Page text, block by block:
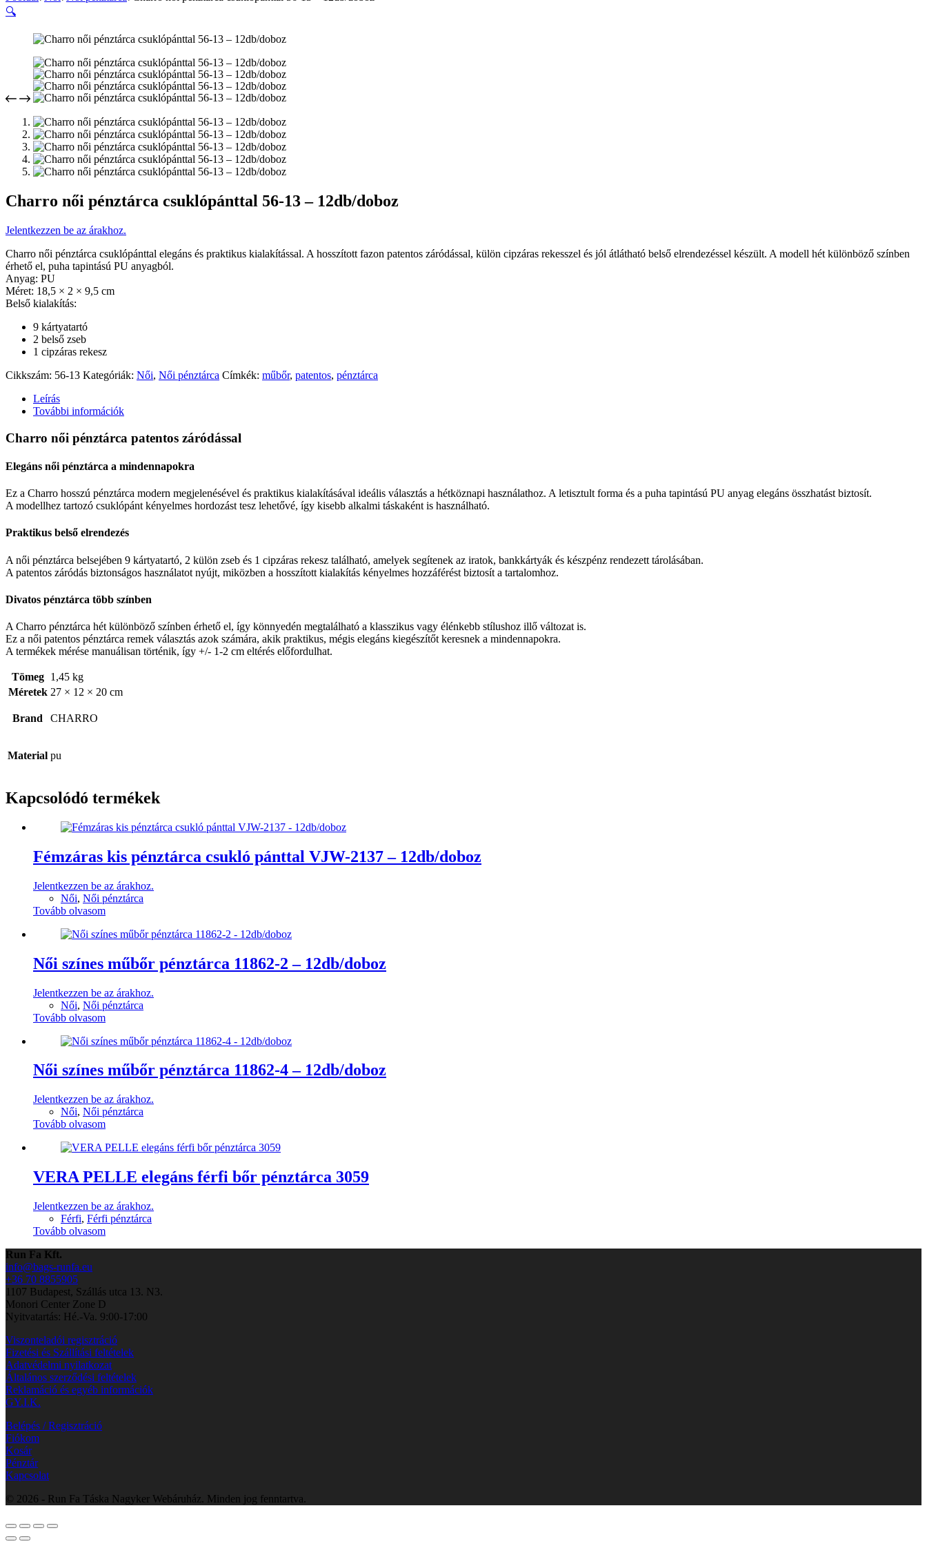
🔍
Charro női pénztárca csuklópánttal 56-13 – 12db/doboz
Jelentkezzen be az árakhoz.
Charro női pénztárca csuklópánttal elegáns és praktikus kialakítással. A hosszított fazon patentos záródással, külön cipzáras rekesszel és jól átlátható belső elrendezéssel készült. A modell hét különböző színben
érhető el, puha tapintású PU anyagból.
Anyag: PU
Méret: 18,5 × 2 × 9,5 cm
Belső kialakítás:
9 kártyatartó
2 belső zseb
1 cipzáras rekesz
Cikkszám: 56-13 Kategóriák: Női, Női pénztárca Címkék: műbőr, patentos, pénztárca
Leírás
További információk
Charro női pénztárca patentos záródással
Elegáns női pénztárca a mindennapokra
Ez a Charro hosszú pénztárca modern megjelenésével és praktikus kialakításával ideális választás a hétköznapi használathoz. A letisztult forma és a puha tapintású PU anyag elegáns összhatást biztosít.
A modellhez tartozó csuklópánt kényelmes hordozást tesz lehetővé, így kisebb alkalmi táskaként is használható.
Praktikus belső elrendezés
A női pénztárca belsejében 9 kártyatartó, 2 külön zseb és 1 cipzáras rekesz található, amelyek segítenek az iratok, bankkártyák és készpénz rendezett tárolásában.
A patentos záródás biztonságos használatot nyújt, miközben a hosszított kialakítás kényelmes hozzáférést biztosít a tartalomhoz.
Divatos pénztárca több színben
A Charro pénztárca hét különböző színben érhető el, így könnyedén megtalálható a klasszikus vagy élénkebb stílushoz illő változat is.
Ez a női patentos pénztárca remek választás azok számára, akik praktikus, mégis elegáns kiegészítőt keresnek a mindennapokra.
A termékek mérése manuálisan történik, így +/- 1-2 cm eltérés előfordulhat.
Tömeg
1,45 kg
Méretek 27 × 12 × 20 cm
Brand CHARRO
Material pu
Kapcsolódó termékek
Fémzáras kis pénztárca csukló pánttal VJW-2137 – 12db/doboz
Jelentkezzen be az árakhoz.
Női, Női pénztárca
Tovább olvasom
Női színes műbőr pénztárca 11862-2 – 12db/doboz
Jelentkezzen be az árakhoz.
Női, Női pénztárca
Tovább olvasom
Női színes műbőr pénztárca 11862-4 – 12db/doboz
Jelentkezzen be az árakhoz.
Női, Női pénztárca
Tovább olvasom
VERA PELLE elegáns férfi bőr pénztárca 3059
Jelentkezzen be az árakhoz.
Férfi, Férfi pénztárca
Tovább olvasom
Run Fa Kft.
info@bags-runfa.eu
+36 70 8855905
1107 Budapest, Szállás utca 13. N3.
Monori Center Zone D
Nyitvatartás: Hé.-Va. 9:00-17:00
Viszonteladói regisztráció
Fizetési és Szállítási feltételek
Adatvédelmi nyilatkozat
Általános szerződési feltételek
Reklamáció és egyéb információk
GY.I.K.
Belépés / Regisztráció
Fiókom
Kosár
Pénztár
Kapcsolat
© 2026 - Run Fa Táska Nagyker Webáruház. Minden jog fenntartva.